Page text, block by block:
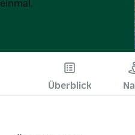
einmal.
Überblick